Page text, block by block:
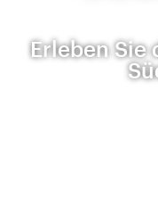
Erleben Sie